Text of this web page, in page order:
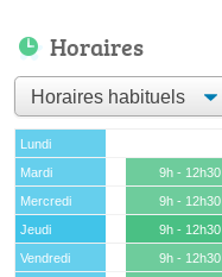
Horaires
Lundi
Mardi
9h - 12h30
Mercredi
9h - 12h30
Jeudi
9h - 12h30
Vendredi
9h - 12h30